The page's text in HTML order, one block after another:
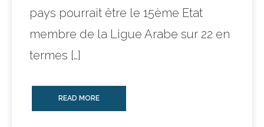
pays pourrait être le 15ème Etat
membre de la Ligue Arabe sur 22 en
termes […]
READ MORE